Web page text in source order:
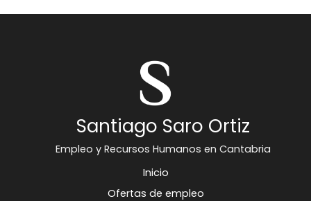
Santiago Saro Ortiz
Empleo y Recursos Humanos en Cantabria
Inicio
Ofertas de empleo